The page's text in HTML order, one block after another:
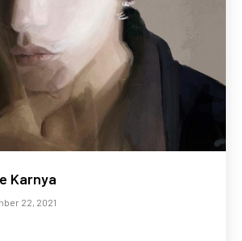
Karnya
22, 2021